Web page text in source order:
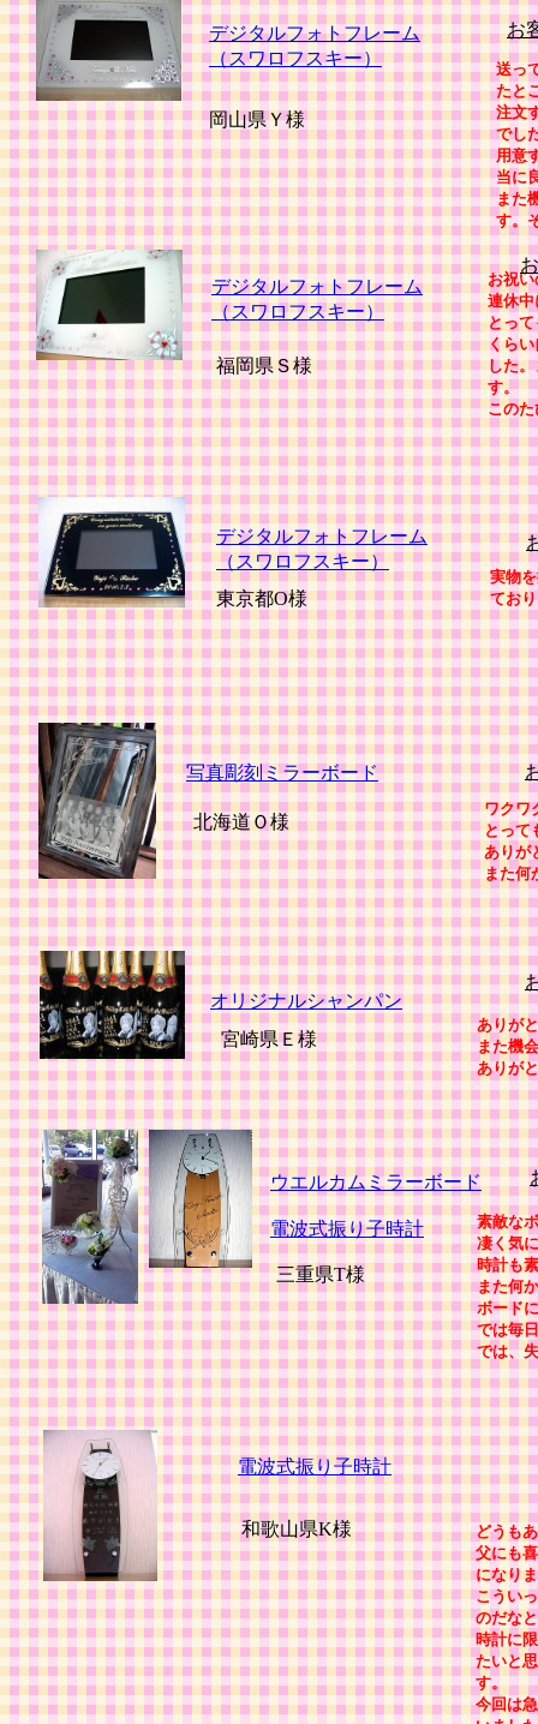
素敵な
凄く気
時計も
また何
ボード
では毎
では、
電波式振り子時計
和歌山県K様
どうも
父にも
になり
こうい
のだな
時計に
たいと
す。
今回は
ウエルカムミラーボード
電波式振り子時計
三重県T様
お祝い
連休中
とって
くらい
した。
す。
このた
デジタルフォトフレーム
（スワロフスキー）
写真彫刻ミラーボード
北海道Ｏ様
お
送っ
たと
注文
でし
用意
当に
また
す。
岡山県Ｙ様
オリジナルシャンパン
ありが
また機
ありが
宮崎県Ｅ様
ワクワ
とって
ありが
また何
デジタルフォトフレーム
（スワロフスキー）
実物
てお
東京都O様
福岡県Ｓ様
デジタルフォトフレーム
（スワロフスキー）